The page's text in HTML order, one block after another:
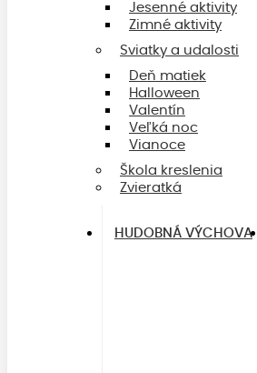
Jesenné aktivity
Zimné aktivity
Sviatky a udalosti
Deň matiek
Halloween
Valentín
Veľká noc
Vianoce
Škola kreslenia
Zvieratká
HUDOBNÁ VÝCHOVA